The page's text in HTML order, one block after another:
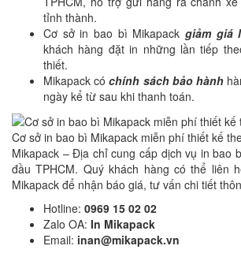
tỉnh thành.
Cơ sở in bao bì Mikapack giảm giá
khách hàng đặt in những lần tiếp
thiết.
Mikapack có chính sách bảo hành
ngày kể từ sau khi thanh toán.
Cơ sở in bao bì Mikapack miễn phí thiết kế
Mikapack – Địa chỉ cung cấp dịch vụ in bao
đầu TPHCM. Quý khách hàng có thể liên
Mikapack để nhận báo giá, tư vấn chi tiết
Hotline: 0969 15 02 02
Zalo OA: In Mikapack
Email: inan@mikapack.vn